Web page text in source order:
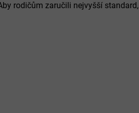
rodičům zaručili nejvyšší standard,